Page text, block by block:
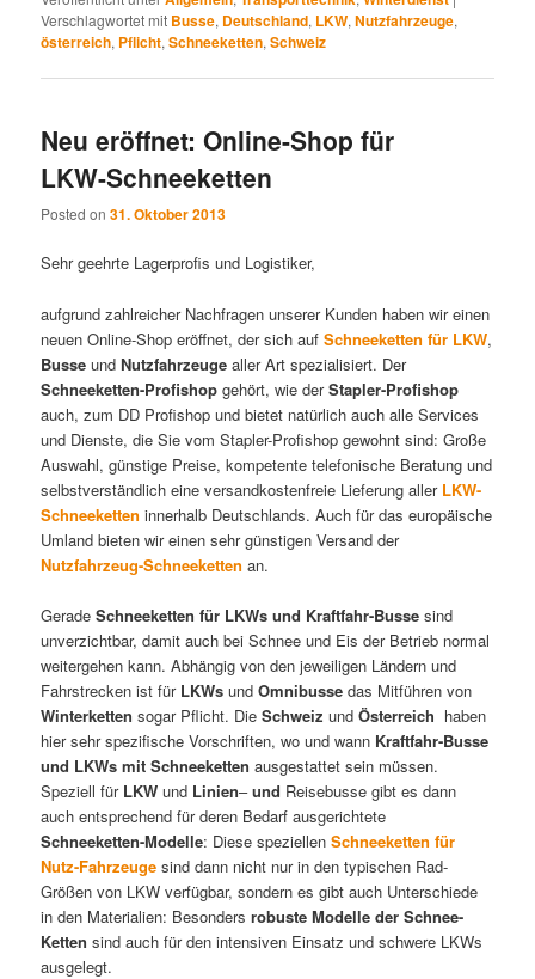
Verschlagwortet mit Busse, Deutschland, LKW,Nutzfahrzeuge,
österreich, Pflicht,Schneeketten,Schweiz
Neu eröffnet: Online-Shop für
LKW-Schneeketten
Posted on31. Oktober 2013
Sehr geehrte Lagerprofis und Logistiker,
aufgrund zahlreicher Nachfragen unserer Kunden haben wir einen
neuen Online-Shop eröffnet, der sich aufSchneeketten für LKW,
Busse undNutzfahrzeuge aller Art spezialisiert. Der
Schneeketten-Profishop gehört, wie derStapler-Profishop
auch, zum DD Profishop und bietet natürlich auch alle Services
und Dienste, die Sie vom Stapler-Profishop gewohnt sind: Große
Auswahl, günstige Preise, kompetente telefonische Beratung und
selbstverständlich eine versandkostenfreie Lieferung aller LKW-
Schneeketten innerhalb Deutschlands. Auch für das europäische
Umland bieten wir einen sehr günstigen Versand der
Nutzfahrzeug-Schneeketten an.
GeradeSchneeketten für LKWs und Kraftfahr-Busse sind
unverzichtbar, damit auch bei Schnee und Eis der Betrieb normal
weitergehen kann. Abhängig von den jeweiligen Ländern und
Fahrstrecken ist für LKWs undOmnibusse das Mitführen von
Winterketten sogar Pflicht. DieSchweiz undÖsterreich haben
hier sehr spezifische Vorschriften, wo und wann Kraftfahr-Busse
und LKWs mit Schneeketten ausgestattet sein müssen.
Speziell für LKW und Linien–und Reisebusse gibt es dann
auch entsprechend für deren Bedarf ausgerichtete
Schneeketten-Modelle: Diese speziellenSchneeketten für
Nutz-Fahrzeuge sind dann nicht nur in den typischen Rad-
Größen von LKW verfügbar, sondern es gibt auch Unterschiede
in den Materialien: Besonders robuste Modelle der Schnee-
Ketten sind auch für den intensiven Einsatz und schwere LKWs
ausgelegt.